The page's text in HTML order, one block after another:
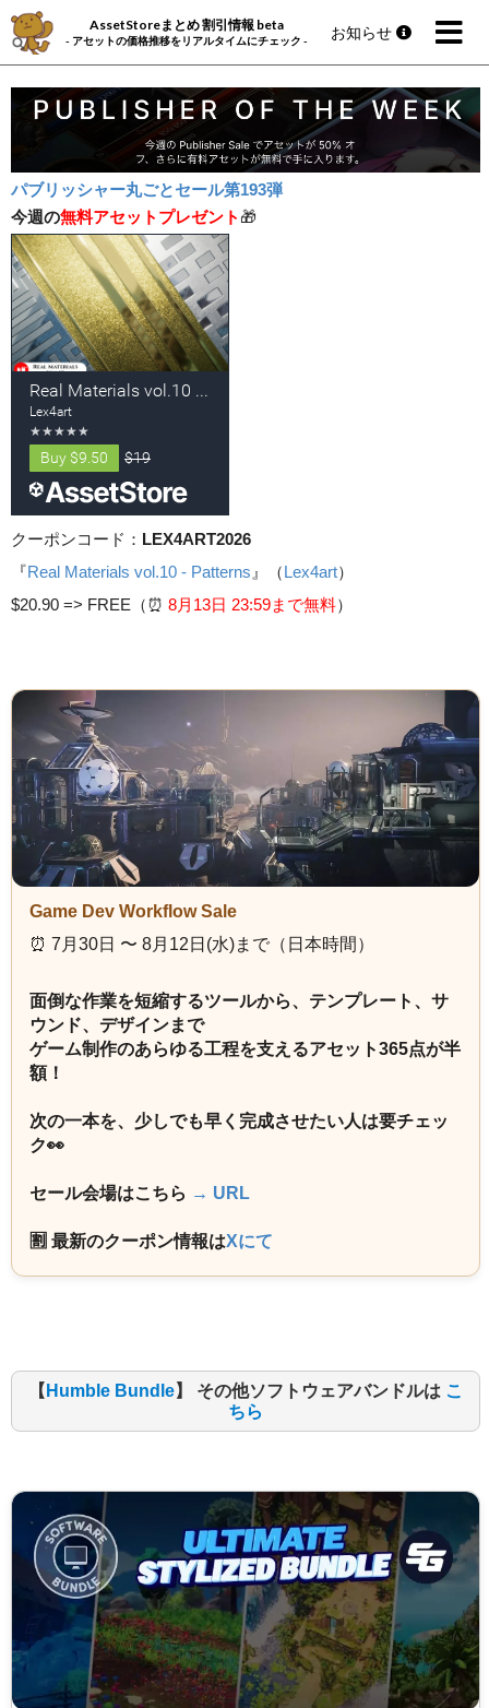
AssetStoreまとめ 割引情報 beta
- アセットの価格推移をリアルタイムにチェック - お知らせ
パブリッシャー丸ごとセール第193弾
今週の無料アセットプレゼント 🎁
クーポンコード： LEX4ART2026
『Real Materials vol.10 - Patterns 』（Lex4art）
$20.90 => FREE（⏰️ 8月13日 23:59まで無料）
Game Dev Workflow Sale
⏰️ 7月30日 〜 8月12日(水)まで（日本時間）
面倒な作業を短縮するツールから、テンプレート、サ
ウンド、デザインまで
ゲーム制作のあらゆる工程を支えるアセット365点が半
額！
次の一本を、少しでも早く完成させたい人は要チェッ
ク👀
セール会場はこちら → URL
🈹 最新のクーポン情報はXにて
【 Humble Bundle】 その他ソフトウェアバンドルは こ
ちら